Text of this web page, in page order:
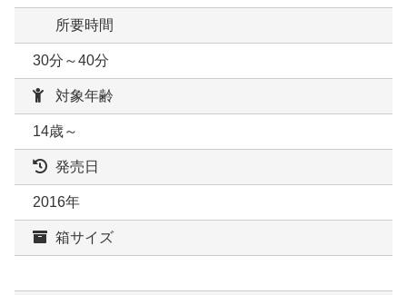
所要時間
30分～40分
対象年齢
14歳～
発売日
2016年
箱サイズ